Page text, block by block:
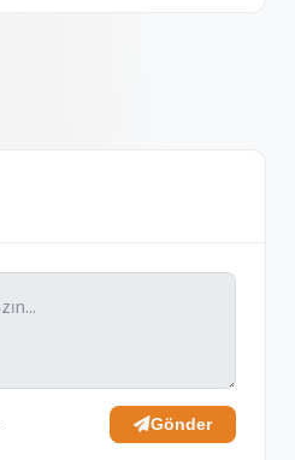
Gönder